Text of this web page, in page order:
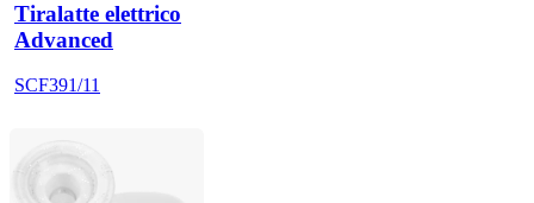
Tiralatte elettrico
Advanced
SCF391/11